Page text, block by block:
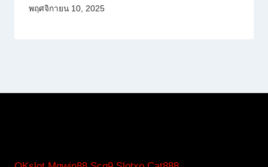
พฤศจิกายน 10, 2025